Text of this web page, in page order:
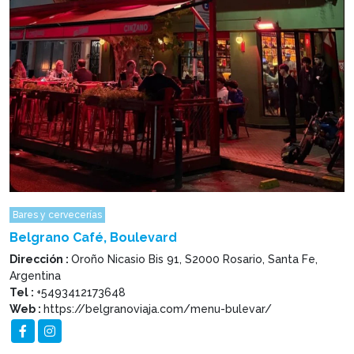
Bares y cervecerías
Belgrano Café, Boulevard
Dirección : Oroño Nicasio Bis 91, S2000 Rosario, Santa Fe,
Argentina
Tel : +5493412173648
Web : https://belgranoviaja.com/menu-bulevar/